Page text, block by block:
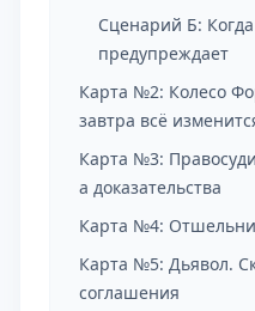
Сценарий Б:
предупреждает
Карта №2: Колесо
завтра всё
Карта №3:
а доказательства
Карта №4:
Карта №5: Дьявол.
соглашения